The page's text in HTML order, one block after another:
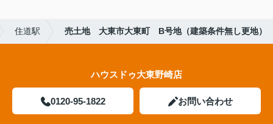
住道駅 売土地 大東市大東町 B号地（建築条件無し更地）
ハウスドゥ大東野崎店
0120-95-1822 お問い合わせ